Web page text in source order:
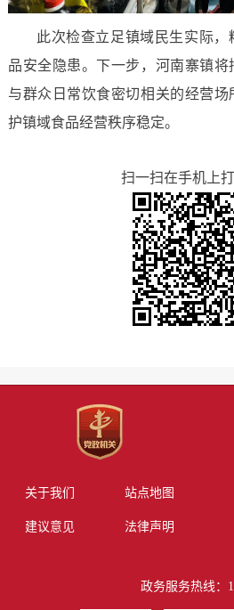
此次检查立足镇域民生实际
品安全隐患。下一步，河南寨镇
与群众日常饮食密切相关的经营
护镇域食品经营秩序稳定。
扫一扫在手机上
关于我们 站点地图
建议意见 法律声明
政务服务热线：